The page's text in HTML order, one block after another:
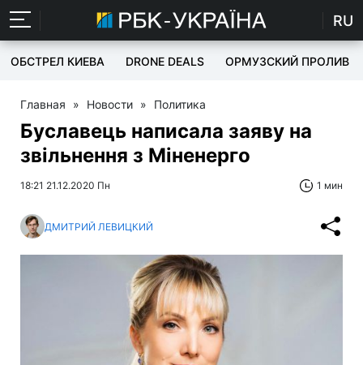
RU
ОБСТРЕЛ КИЕВА DRONE DEALS ОРМУЗСКИЙ ПРОЛИВ
Главная » Новости » Политика
Буславець написала заяву на
звільнення з Міненерго
18:21 21.12.2020 Пн 1 мин
ДМИТРИЙ ЛЕВИЦКИЙ